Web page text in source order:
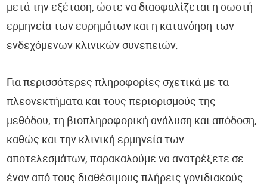
μετά την εξέταση, ώστε να διασφαλίζεται η σωστή
ερμηνεία των ευρημάτων και η κατανόηση των
ενδεχόμενων κλινικών συνεπειών.
Για περισσότερες πληροφορίες σχετικά με τα
πλεονεκτήματα και τους περιορισμούς της
μεθόδου, τη βιοπληροφορική ανάλυση και απόδοση,
καθώς και την κλινική ερμηνεία των
αποτελεσμάτων, παρακαλούμε να ανατρέξετε σε
έναν από τους διαθέσιμους πλήρεις γονιδιακούς